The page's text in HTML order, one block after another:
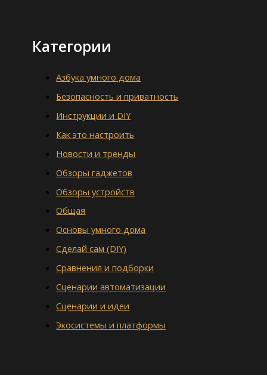
Категории
Азбука умного дома
Безопасность и приватность
Инструкции и DIY
Как это настроить
Новости и тренды
Обзоры гаджетов
Обзоры устройств
Общая
Основы умного дома
Сделай сам (DIY)
Сравнения и подборки
Сценарии автоматизации
Сценарии и идеи
Экосистемы и платформы